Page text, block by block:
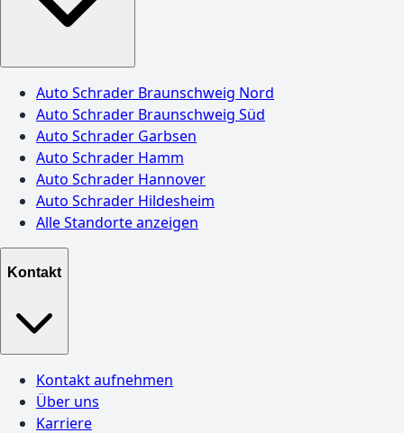
Auto Schrader Braunschweig Nord
Auto Schrader Braunschweig Süd
Auto Schrader Garbsen
Auto Schrader Hamm
Auto Schrader Hannover
Auto Schrader Hildesheim
Alle Standorte anzeigen
Kontakt
Kontakt aufnehmen
Über uns
Karriere